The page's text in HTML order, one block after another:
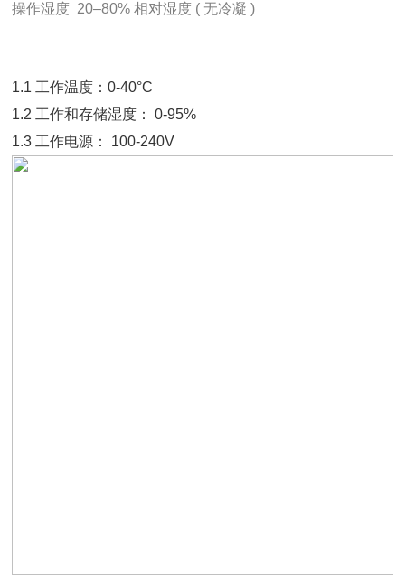
操作湿度  20–80% 相对湿度 ( 无冷凝 )
1.1 工作温度：0-40°C
1.2 工作和存储湿度： 0-95%
1.3 工作电源： 100-240V